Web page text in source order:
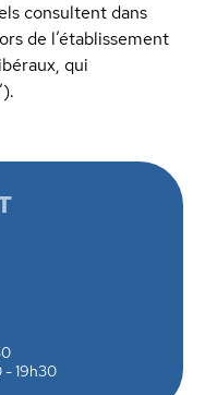
consultent dans
de l’établissement
qui
- 19h30